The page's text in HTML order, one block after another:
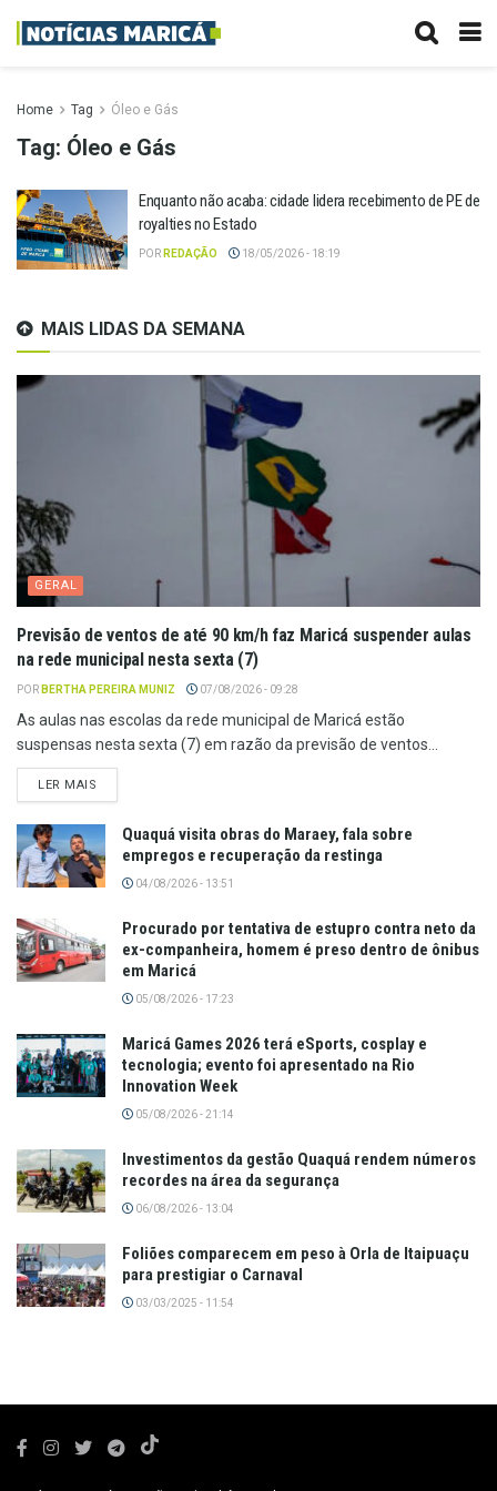
Home Tag Óleo e Gás
Tag: Óleo e Gás
Enquanto não acaba: cidade lidera recebimento de PE de
royalties no Estado
POR REDAÇÃO 18/05/2026 - 18:19
MAIS LIDAS DA SEMANA
GERAL
Previsão de ventos de até 90 km/h faz Maricá suspender aulas
na rede municipal nesta sexta (7)
POR BERTHA PEREIRA MUNIZ 07/08/2026 - 09:28
As aulas nas escolas da rede municipal de Maricá estão
suspensas nesta sexta (7) em razão da previsão de ventos...
LER MAIS
Quaquá visita obras do Maraey, fala sobre
empregos e recuperação da restinga
04/08/2026 - 13:51
Procurado por tentativa de estupro contra neto da
ex-companheira, homem é preso dentro de ônibus
em Maricá
05/08/2026 - 17:23
Maricá Games 2026 terá eSports, cosplay e
tecnologia; evento foi apresentado na Rio
Innovation Week
05/08/2026 - 21:14
Investimentos da gestão Quaquá rendem números
recordes na área da segurança
06/08/2026 - 13:04
Foliões comparecem em peso à Orla de Itaipuaçu
para prestigiar o Carnaval
03/03/2025 - 11:54